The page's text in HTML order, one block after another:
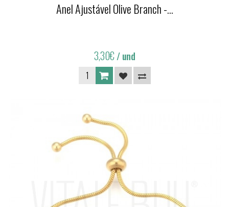
Anel Ajustável Olive Branch -...
3,30€/ und